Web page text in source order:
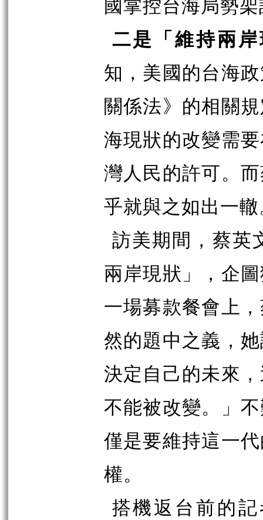
二是「維持兩
知，美國的台海
關係法》的相關
海現狀的改變需
灣人民的許可。
乎就與之如出一
訪美期間，蔡英
兩岸現狀」，企
一場募款餐會上
然的題中之義，
決定自己的未來
不能被改變。」
僅是要維持這一
權。
搭機返台前的